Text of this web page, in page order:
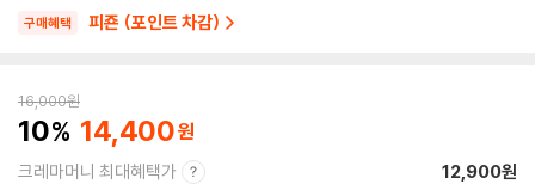
구매혜택 피죤 (포인트 차감)
16,000원
10 14,400
크레마머니 최대혜택가 12,900원